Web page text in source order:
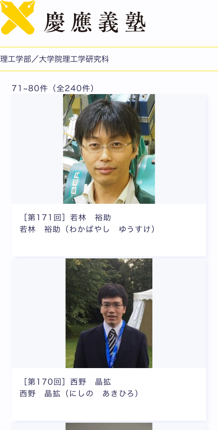
理工学部／大学院理工学研究科
塾員来往（卒業生コラム）
71~80件（全240件）
［第171回］若林 裕助
若林 裕助（わかばやし ゆうすけ）
［第170回］西野 晶拡
西野 晶拡（にしの あきひろ）